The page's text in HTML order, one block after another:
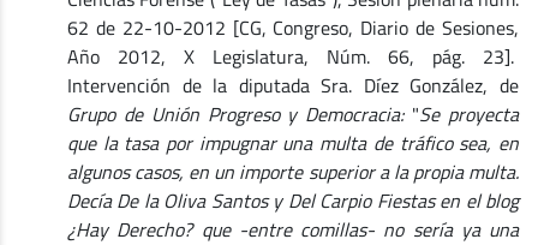
62 de 22-10-2012 [CG, Congreso, Diario de Sesiones,
Año 2012, X Legislatura, Núm. 66, pág. 23].
Intervención de la diputada Sra. Díez González, de
Grupo de Unión Progreso y Democracia: "Se proyecta
que la tasa por impugnar una multa de tráfico sea, en
algunos casos, en un importe superior a la propia multa.
Decía De la Oliva Santos y Del Carpio Fiestas en el blog
¿Hay Derecho? que -entre comillas- no sería ya una